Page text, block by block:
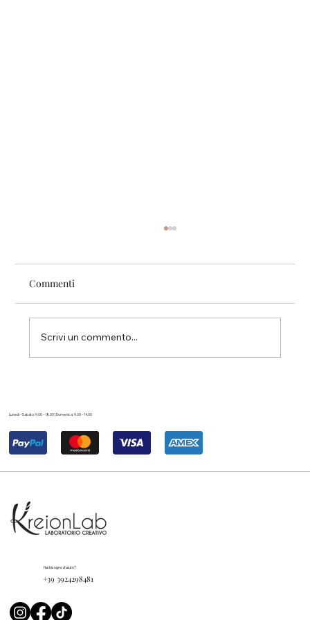
Pari.
Commenti
Scrivi un commento...
Hai bisogno d'aiuto?
+39 3924298481
Lunedì – Sabato: 9.00 – 18.00 | Domenica: 9.00 – 14.00